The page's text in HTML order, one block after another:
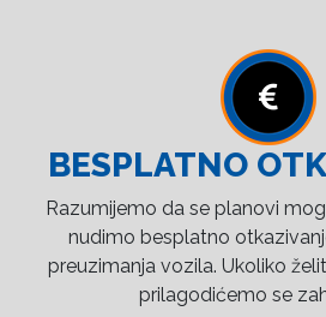
BESPLATNO
Razumijemo da se planovi
nudimo besplatno
preuzimanja vozila. Ukoliko
prilagodićemo se